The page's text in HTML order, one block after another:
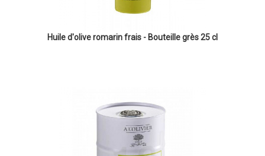
Huile d'olive romarin frais - Bouteille grès 25 cl